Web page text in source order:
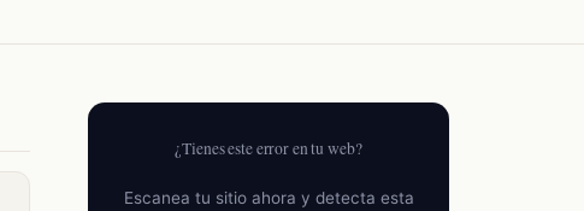
¿Tienes este error en tu web?
Escanea tu sitio ahora y detecta esta